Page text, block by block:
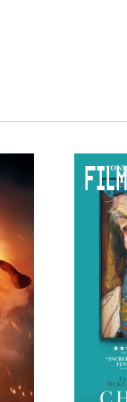
FILM